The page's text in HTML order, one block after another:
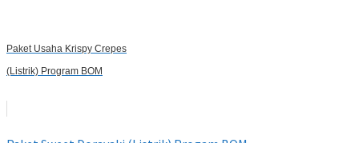
Paket Usaha Krispy Crepes
(Listrik) Program BOM